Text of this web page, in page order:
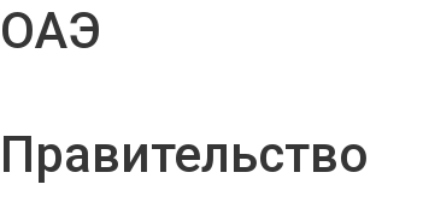
ОАЭ
Правительство